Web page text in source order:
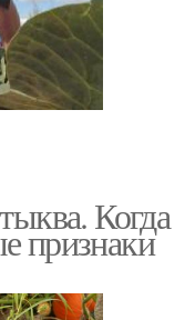
Когда
признаки